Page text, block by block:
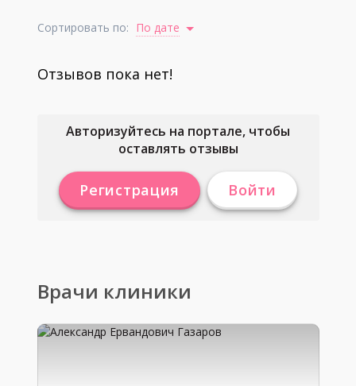
Сортировать по: По дате
Отзывов пока нет!
Авторизуйтесь на портале, чтобы
оставлять отзывы
Регистрация Войти
Врачи клиники